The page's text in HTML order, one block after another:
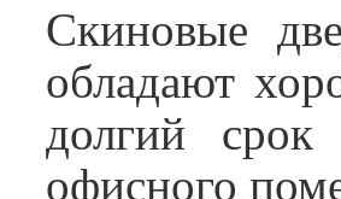
Скиновые
обладают
долгий срок
офисного